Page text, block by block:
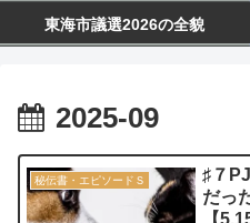
東海市議選2026の全貌
2025-09
秘伝書・エピソードＳ
♯７
だっ
【